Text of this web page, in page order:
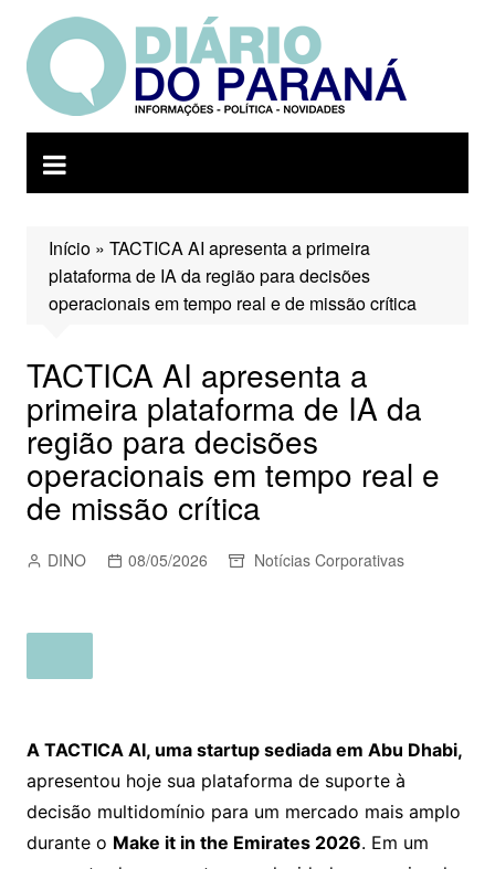
para
conteúdo
Início» TACTICA AI apresenta a primeira
plataforma de IA da região para decisões
operacionais em tempo real e de missão crítica
TACTICA AI apresenta a
primeira plataforma de IA da
região para decisões
operacionais em tempo real e
de missão crítica
DINO 08/05/2026 Notícias Corporativas
A TACTICA AI, uma startup sediada em Abu Dhabi,
apresentou hoje sua plataforma de suporte à
decisão multidomínio para um mercado mais amplo
durante o Make it in the Emirates 2026. Em um